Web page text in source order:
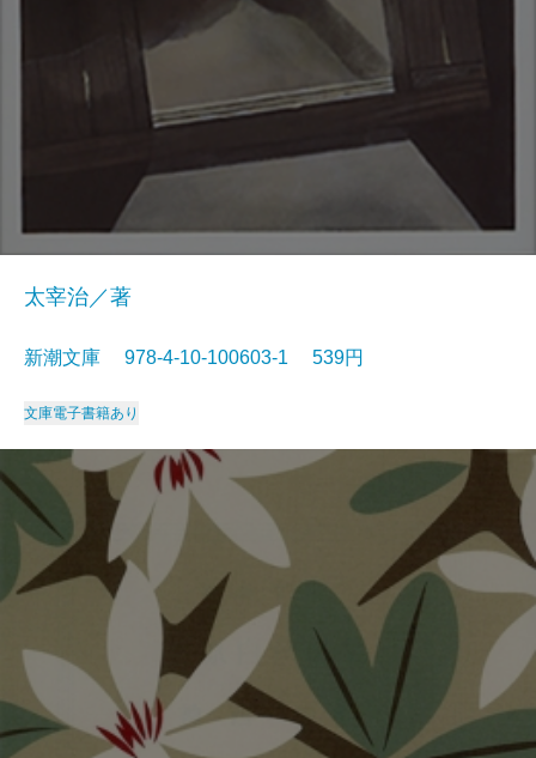
太宰治／著
新潮文庫 978-4-10-100603-1 539円
文庫電子書籍あり